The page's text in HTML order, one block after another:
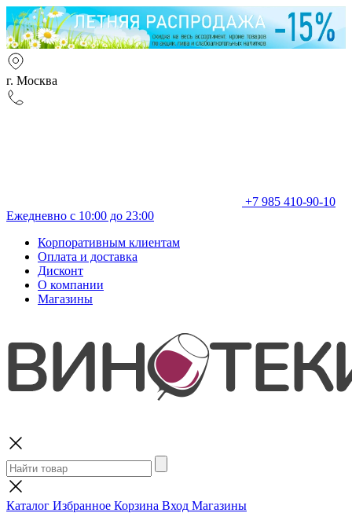
г. Москва
+7 985 410-90-10
Ежедневно с 10:00 до 23:00
Корпоративным клиентам
Оплата и доставка
Дисконт
О компании
Магазины
Каталог Избранное Корзина Вход Магазины